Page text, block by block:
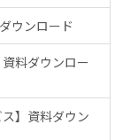
ウンロード
料ダウンロー
】資料ダウン